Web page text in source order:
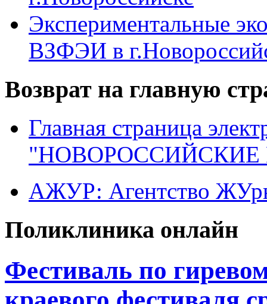
Экспериментальные
ВЗФЭИ в
Возврат на главную
Главная страница
"НОВОРОССИЙСКИЕ
АЖУР: Агентство
Поликлиника онлайн
Фестиваль по